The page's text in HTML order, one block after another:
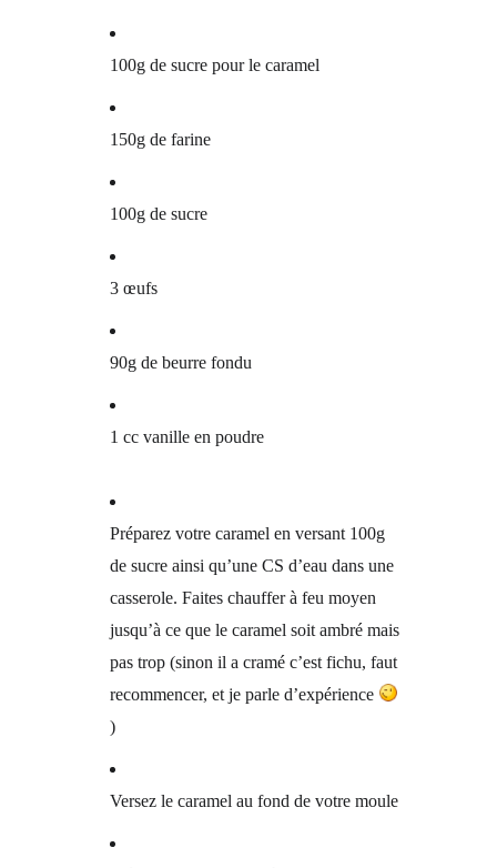
100g de sucre pour le caramel
150g de farine
100g de sucre
3 œufs
90g de beurre fondu
1 cc vanille en poudre
Préparez votre caramel en versant 100g
de sucre ainsi qu’une CS d’eau dans une
casserole. Faites chauffer à feu moyen
jusqu’à ce que le caramel soit ambré mais
pas trop (sinon il a cramé c’est fichu, faut
recommencer, et je parle d’expérience
)
Versez le caramel au fond de votre moule